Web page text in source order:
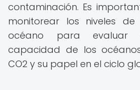
contaminación. Es
monitorear los niveles
océano para
capacidad de los
CO2 y su papel en el ciclo